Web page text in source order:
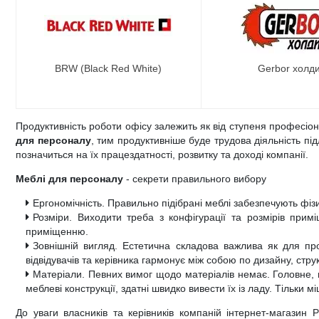
BRW (Black Red White) Gerbor
Продуктивність роботи офісу залежить як від ступеня
для персоналу, тим продуктивніше буде трудова діяльність
позначиться на їх працездатності, розвитку та доході компанії.
Меблі для персоналу - секрети правильного вибору
Ергономічність. Правильно підібрані меблі забезпечують
Розміри. Виходити треба з конфігурації та розмірів
приміщенню.
Зовнішній вигляд. Естетична складова важлива як для
відвідувачів та керівника гармонує між собою по дизайну,
Матеріали. Певних вимог щодо матеріалів немає.
меблеві конструкції, здатні швидко вивести їх із ладу. Тільки
До уваги власників та керівників компаній інтернет-